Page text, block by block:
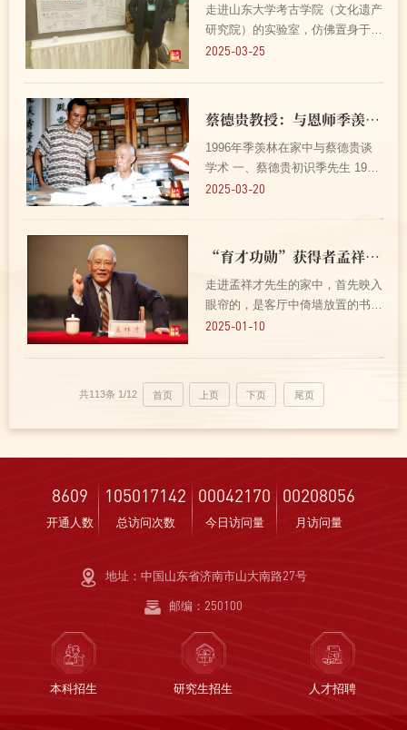
走进山东大学考古学院（文化遗产
研究院）的实验室，仿佛置身于一
座跨越时空的古代城市。这里没有
上，诉说着千年前的故事。 济南
中心校区人骨考古实验室 ...
2025-03-25
蔡德贵教授：与恩师季羡林的深厚友谊
1996年季羡林在家中与蔡德贵谈
学术 一、蔡德贵初识季先生 1965
年秋，蔡德贵从胶东半岛的一个穷
语系的系主任。秋天的迎新大会
上，蔡德贵在外文楼阶梯教...
2025-03-20
“育才功勋”获得者孟祥才教授：读书治学，不负夕阳
走进孟祥才先生的家中，首先映入
眼帘的，是客厅中倚墙放置的书
橱，里面摆满了《二十四史》《上
《虞舜大典》《饮冰室合集》《鲁
迅全集》《顾维钧回忆录》...
2025-01-10
共113条 1/12 首页 上页 下页 尾页
8609
开通人数
105017142
总访问次数
00042170
今日访问量
00208056
月访问量
地址：中国山东省济南市山大南路27号
邮编：250100
本科招生 研究生招生 人才招聘